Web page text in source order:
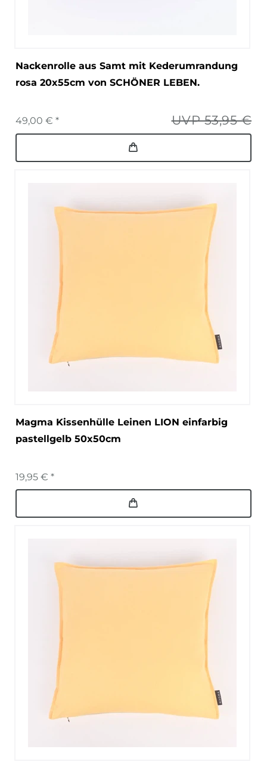
Nackenrolle aus Samt mit Kederumrandung
rosa 20x55cm von SCHÖNER LEBEN.
UVP 53,95 €
49,00 € *
Magma Kissenhülle Leinen LION einfarbig
pastellgelb 50x50cm
19,95 € *